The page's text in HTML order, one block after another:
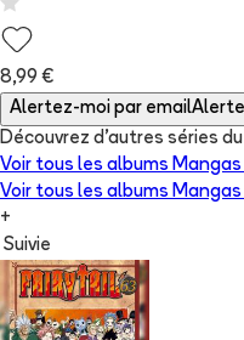
8,99 €
Alertez-moi par email
Découvrez d'autres séries
Voir tous les albums Mangas
Voir tous les albums Mangas
+
Suivie